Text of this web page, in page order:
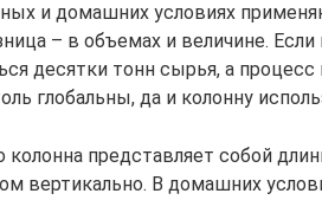
и домашних условиях
– в объемах и величине.
десятки тонн сырья, а
глобальны, да и колонну
колонна представляет собой
вертикально. В домашних